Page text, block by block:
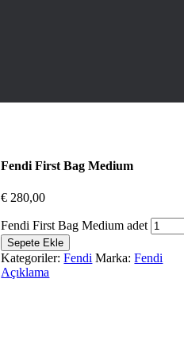
Fendi First Bag Medium
€ 280,00
Fendi First Bag Medium adet
Sepete Ekle
Kategoriler:Fendi Marka:Fendi
Açıklama